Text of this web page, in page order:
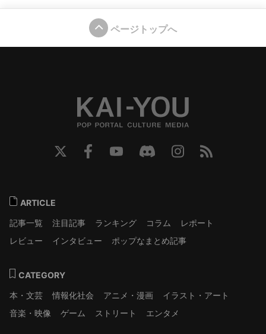
ページトップへ
ARTICLE
記事一覧
注目記事 ランキング コラム
レポート
レビュー
インタビュー ポップなまとめ記事
CATEGORY
本・文芸
情報化社会 アニメ・漫画
イラスト・アート
音楽・映像
ゲーム ストリート エンタメ